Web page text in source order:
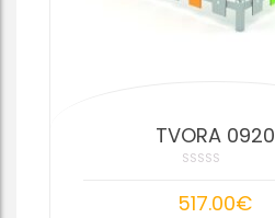
TVORA 0920
517.00€